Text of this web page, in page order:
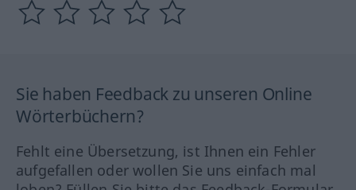
Sie haben Feedback zu unseren Online
Wörterbüchern?
Fehlt eine Übersetzung, ist Ihnen ein Fehler
aufgefallen oder wollen Sie uns einfach mal